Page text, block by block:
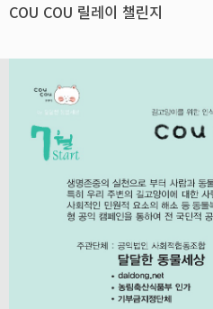
COU COU 릴레이 챌린지